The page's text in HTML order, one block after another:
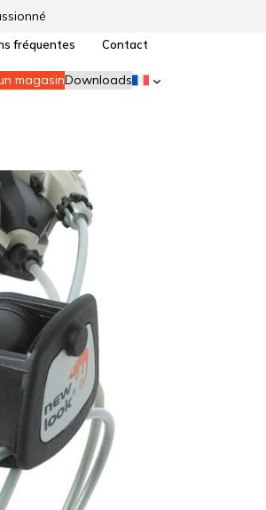
fréquentes Contact
magasinDownloads